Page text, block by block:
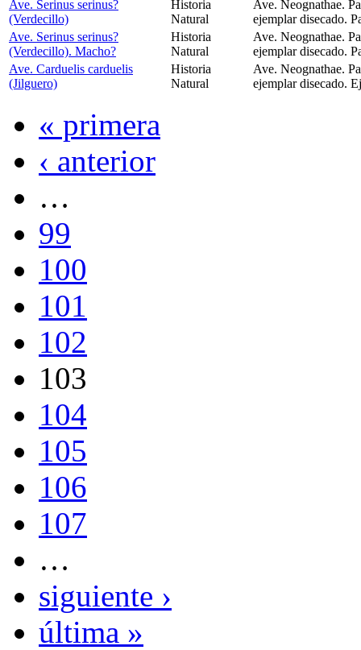
Ave. Serinus serinus?
(Verdecillo)
Historia
Natural
Ave. Neognathae.
ejemplar disecado.
Ave. Serinus serinus?
(Verdecillo). Macho?
Historia
Natural
Ave. Neognathae.
ejemplar disecado.
Ave. Carduelis carduelis
(Jilguero)
Historia
Natural
Ave. Neognathae.
ejemplar disecado.
« primera
‹ anterior
…
99
100
101
102
103
104
105
106
107
…
siguiente ›
última »